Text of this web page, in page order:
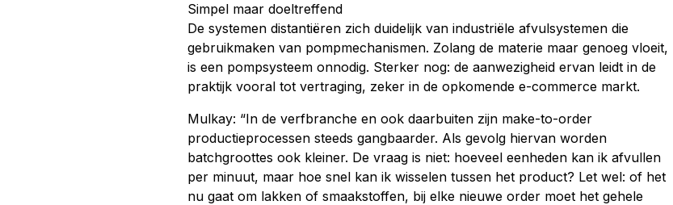
Simpel maar doeltreffend
De systemen distantiëren zich duidelijk van industriële afvulsystemen die
gebruikmaken van pompmechanismen. Zolang de materie maar genoeg vloeit,
is een pompsysteem onnodig. Sterker nog: de aanwezigheid ervan leidt in de
praktijk vooral tot vertraging, zeker in de opkomende e-commerce markt.
Mulkay: “In de verfbranche en ook daarbuiten zijn make-to-order
productieprocessen steeds gangbaarder. Als gevolg hiervan worden
batchgroottes ook kleiner. De vraag is niet: hoeveel eenheden kan ik afvullen
per minuut, maar hoe snel kan ik wisselen tussen het product? Let wel: of het
nu gaat om lakken of smaakstoffen, bij elke nieuwe order moet het gehele